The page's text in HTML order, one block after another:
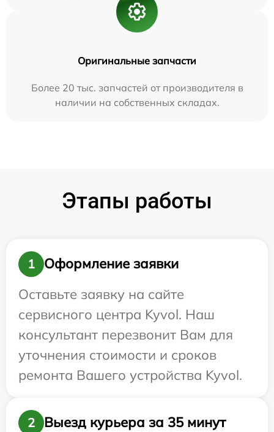
Оригинальные запчасти
Более 20 тыс. запчастей от производителя в
наличии на собственных складах.
Этапы работы
1
Оформление заявки
Оставьте заявку на сайте
сервисного центра Kyvol. Наш
консультант перезвонит Вам для
уточнения стоимости и сроков
ремонта Вашего устройства Kyvol.
2
Выезд курьера за 35 минут